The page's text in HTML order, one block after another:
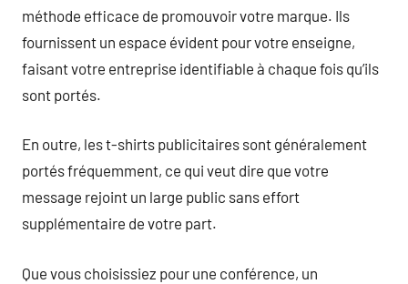
méthode efficace de promouvoir votre marque. Ils
fournissent un espace évident pour votre enseigne,
faisant votre entreprise identifiable à chaque fois qu’ils
sont portés.
En outre, les t-shirts publicitaires sont généralement
portés fréquemment, ce qui veut dire que votre
message rejoint un large public sans effort
supplémentaire de votre part.
Que vous choisissiez pour une conférence, un